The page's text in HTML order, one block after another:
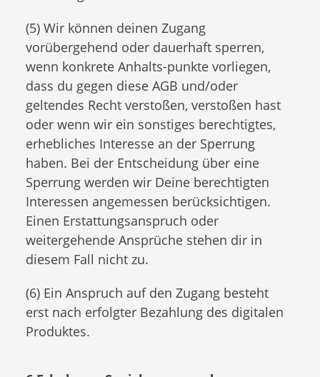
(5) Wir können deinen Zugang
vorübergehend oder dauerhaft sperren,
wenn konkrete Anhalts-punkte vorliegen,
dass du gegen diese AGB und/oder
geltendes Recht verstoßen, verstoßen hast
oder wenn wir ein sonstiges berechtigtes,
erhebliches Interesse an der Sperrung
haben. Bei der Entscheidung über eine
Sperrung werden wir Deine berechtigten
Interessen angemessen berücksichtigen.
Einen Erstattungsanspruch oder
weitergehende Ansprüche stehen dir in
diesem Fall nicht zu.
(6) Ein Anspruch auf den Zugang besteht
erst nach erfolgter Bezahlung des digitalen
Produktes.